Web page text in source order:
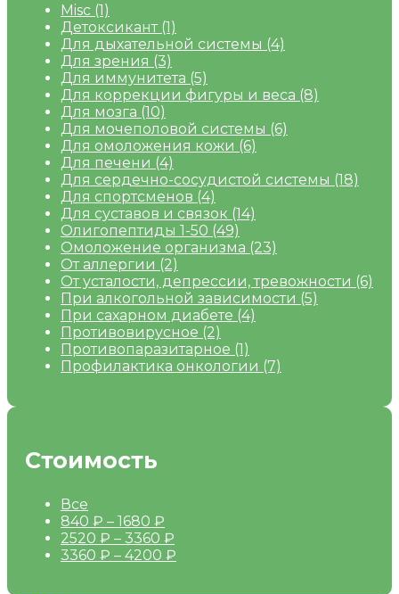
Misc (1)
Детоксикант (1)
Для дыхательной системы (4)
Для зрения (3)
Для иммунитета (5)
Для коррекции фигуры и веса (8)
Для мозга (10)
Для мочеполовой системы (6)
Для омоложения кожи (6)
Для печени (4)
Для сердечно-сосудистой системы (18)
Для спортсменов (4)
Для суставов и связок (14)
Олигопептиды 1-50 (49)
Омоложение организма (23)
От аллергии (2)
От усталости, депрессии, тревожности (6)
При алкогольной зависимости (5)
При сахарном диабете (4)
Противовирусное (2)
Противопаразитарное (1)
Профилактика онкологии (7)
Стоимость
Все
840 ₽ – 1680 ₽
2520 ₽ – 3360 ₽
3360 ₽ – 4200 ₽